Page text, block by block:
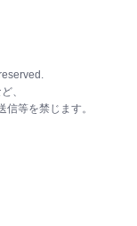
、
等を禁じます。